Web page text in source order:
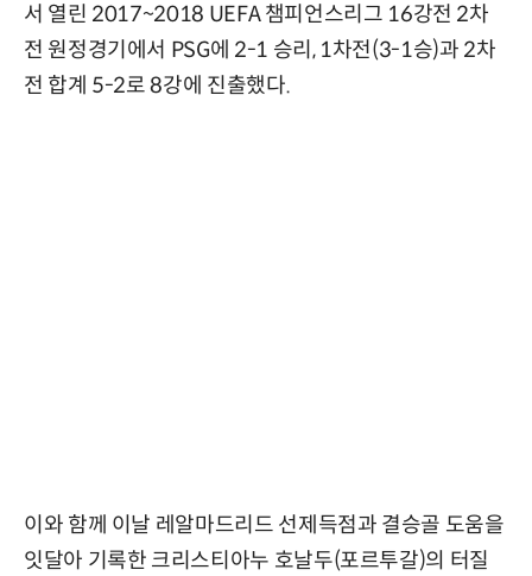
서 열린 2017~2018 UEFA 챔피언스리그 16강전 2차
전 원정경기에서 PSG에 2-1 승리, 1차전(3-1승)과 2차
전 합계 5-2로 8강에 진출했다.
이와 함께 이날 레알마드리드 선제득점과 결승골 도움을
잇달아 기록한 크리스티아누 호날두(포르투갈)의 터질